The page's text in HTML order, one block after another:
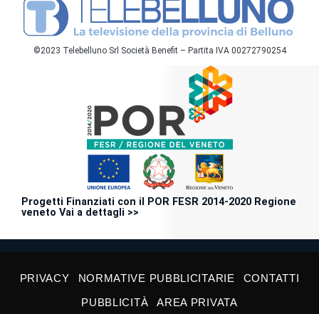
©2023 Telebelluno Srl Società Benefit – Partita IVA 00272790254
Progetti Finanziati con il POR FESR 2014-2020 Regione
veneto Vai a dettagli >>
PRIVACY NORMATIVE PUBBLICITARIE
CONTATTI
PUBBLICITÀ
AREA PRIVATA